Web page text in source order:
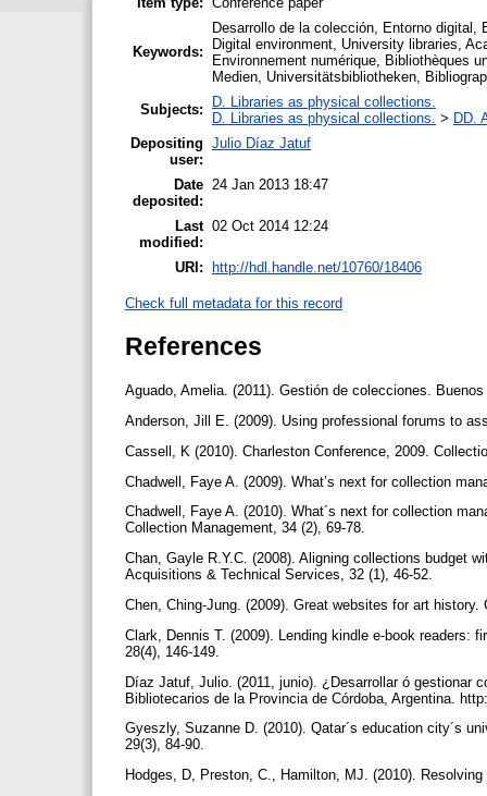
Keywords:
Desarrollo de la colección, Entorno
Digital environment, University libraries,
Environnement numérique, Bibliothèques
Medien, Universitätsbibliotheken,
Subjects:
D. Libraries as physical collections.
D. Libraries as physical collections. > DD.
Depositing
user:
Julio Díaz Jatuf
Date
deposited:
24 Jan 2013 18:47
Last
modified:
02 Oct 2014 12:24
URI: http://hdl.handle.net/10760/18406
Check full metadata for this record
References
Aguado, Amelia. (2011). Gestión de colecciones.
Anderson, Jill E. (2009). Using professional forums to
Cassell, K (2010). Charleston Conference, 2009.
Chadwell, Faye A. (2009). What’s next for collection
Chadwell, Faye A. (2010). What´s next for collection
Collection Management, 34 (2), 69-78.
Chan, Gayle R.Y.C. (2008). Aligning collections budget
Acquisitions & Technical Services, 32 (1), 46-52.
Chen, Ching-Jung. (2009). Great websites for art
Clark, Dennis T. (2009). Lending kindle e-book readers:
28(4), 146-149.
Díaz Jatuf, Julio. (2011, junio). ¿Desarrollar ó gestionar
Bibliotecarios de la Provincia de Córdoba, Argentina.
Gyeszly, Suzanne D. (2010). Qatar´s education city´s
29(3), 84-90.
Hodges, D, Preston, C., Hamilton, MJ. (2010).